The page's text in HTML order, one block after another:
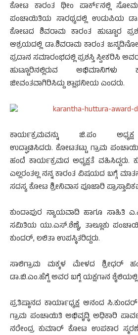
ಕೋಟ ಕಾರಂತ ಥೀಂ ಪಾರ್ಕ್‍ನಲ್ಲಿ
ಪಂಚಾಯಿತಿಯ ಸಾರಥ್ಯದಲ್ಲಿ ಉಡುಪಿಯ
ಕೋಟದ ಶಿವರಾಮ ಕಾರಂತ ಹುಟ್ಟೂರ
ಆಶ್ರಯದಲ್ಲಿ ಡಾ.ಶಿವರಾಮ ಕಾರಂತ
ಪ್ರದಾನ ಸಮಾರಂಭದಲ್ಲಿ ಪ್ರಶಸ್ತಿ ಸ್ವೀಕರಿಸಿ
ಹುಟ್ಟೂರಿನಲ್ಲಿರುವ ಅಭಿಮಾನಿಗಳು
ಜೀವಂತವಾಗಿರಿಸಿದ್ದು ಶ್ಲಾಘನೀಯ ಎಂದರು.
ಕಾರ್ಯಕ್ರಮವನ್ನು ಜಿ.ಪಂ
ಉದ್ಘಾಟಿಸಿದರು. ಕೋಟತಟ್ಟು ಗ್ರಾಮ
ಹಂದೆ ಕಾರ್ಯಕ್ರಮದ ಅಧ್ಯಕ್ಷತೆ
ಎಲ್ಲರಂತಲ್ಲ ನನ್ನ ಕಾರಂತ ವಿಷಯದ ಬಗ್ಗೆ
ಸದಸ್ಯ ಕೋಟ ಶ್ರೀನಿವಾಸ ಪೂಜಾರಿ
ಕುಂದಾಪುರ ನ್ಯಾಯವಾದಿ ಹಾಗೂ ಸಾಹಿತಿ
ಸಮಿತಿಯ ಯು.ಎಸ್.ಶೆಣೈ, ತಾಲ್ಲೂಕು
ಕುಂದರ್, ಲಲಿತಾ ಉಪಸ್ಥಿತರಿದ್ದರು.
ಸಾಲಿಗ್ರಾಮ ಮಕ್ಕಳ ಮೇಳದ ಶ್ರೀಧರ್
ಡಾ.ಬಿ.ಎಂ.ಹೆಗ್ಡೆ ಅವರ ಬಗ್ಗೆ ಯಕ್ಷಗಾನ
ಪ್ರತಿಷ್ಠಾನದ ಕಾರ್ಯಾಧ್ಯಕ್ಷ ಆನಂದ
ಗ್ರಾಮ ಪಂಚಾಯಿತಿ ಅಭಿವೃದ್ಧಿ ಅಧಿಕಾರಿ
ನರೇಂದ್ರ ಕುಮಾರ್ ಕೋಟ ಉಪಕಾರ